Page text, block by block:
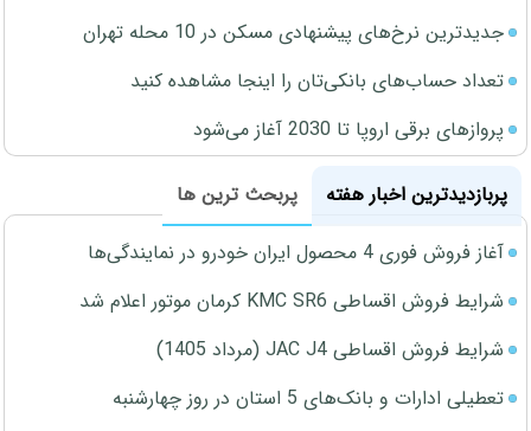
جدیدترین نرخ‌های پیشنهادی مسکن در 10 محله تهران
تعداد حساب‌های بانکی‌تان را اینجا مشاهده کنید
پروازهای برقی اروپا تا 2030 آغاز می‌شود
پربازدیدترین اخبار هفته
پربحث ترین ها
آغاز فروش فوری 4 محصول ایران خودرو در نمایندگی‌ها
شرایط فروش اقساطی KMC SR6 کرمان موتور اعلام شد
شرایط فروش اقساطی JAC J4 (مرداد 1405)
تعطیلی ادارات و بانک‌های 5 استان در روز چهارشنبه